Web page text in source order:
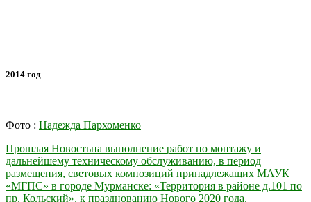
2014 год
Фото : Надежда Пархоменко
Навигация
по
записям
Прошлая Новостьна выполнение работ по монтажу и
дальнейшему техническому обслуживанию, в период
размещения, световых композиций принадлежащих МАУК
«МГПС» в городе Мурманске: «Территория в районе д.101 по
пр. Кольский», к празднованию Нового 2020 года.